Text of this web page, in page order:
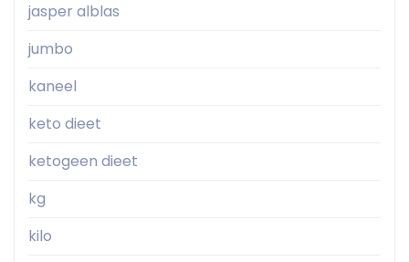
jasper alblas
jumbo
kaneel
keto dieet
ketogeen dieet
kg
kilo